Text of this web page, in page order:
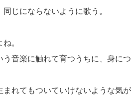
じにならないように歌う。
。
う音楽に触れて育つうちに、身につ
まれてもついていけないような気が